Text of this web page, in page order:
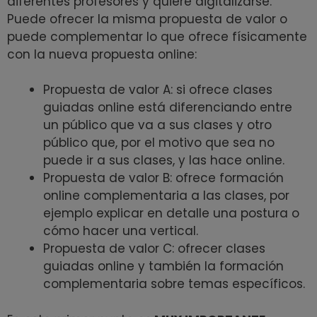
Puede ofrecer la misma propuesta de valor o
puede complementar lo que ofrece físicamente
con la nueva propuesta online:
Propuesta de valor A: si ofrece clases
guiadas online está diferenciando entre
un público que va a sus clases y otro
público que, por el motivo que sea no
puede ir a sus clases, y las hace online.
Propuesta de valor B: ofrece formación
online complementaria a las clases, por
ejemplo explicar en detalle una postura o
cómo hacer una vertical.
Propuesta de valor C: ofrecer clases
guiadas online y también la formación
complementaria sobre temas específicos.